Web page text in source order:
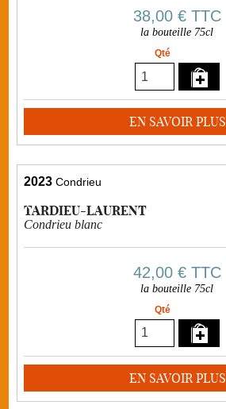
38,00 €TTC
la bouteille 75cl
Qté
EN SAVOIR PLUS
2023 Condrieu
TARDIEU-LAURENT
Condrieu blanc
42,00 €TTC
la bouteille 75cl
Qté
EN SAVOIR PLUS